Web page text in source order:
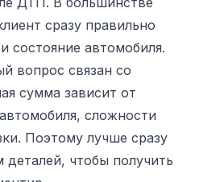
сразу правильно
состояние автомобиля.
вопрос связан со
сумма зависит от
сложности
Поэтому лучше сразу
деталей, чтобы получить